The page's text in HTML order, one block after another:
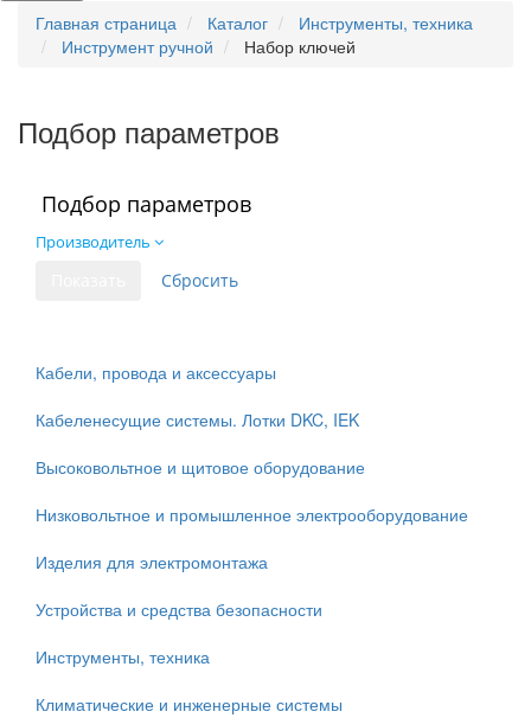
Главная страница
Каталог
Инструменты, техника
Инструмент ручной
Набор ключей
Подбор параметров
Подбор параметров
Производитель
Кабели, провода и аксессуары
Кабеленесущие системы. Лотки DKC, IEK
Высоковольтное и щитовое оборудование
Низковольтное и промышленное электрооборудование
Изделия для электромонтажа
Устройства и средства безопасности
Инструменты, техника
Климатические и инженерные системы